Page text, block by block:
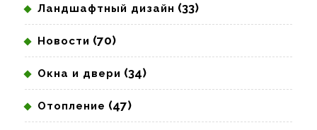
Ландшафтный дизайн (33)
Новости (70)
Окна и двери (34)
Отопление (47)